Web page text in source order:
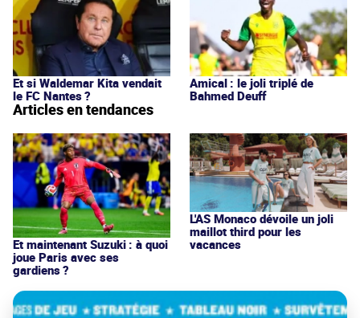
Et si Waldemar Kita vendait
le FC Nantes ?
Amical : le joli triplé de
Bahmed Deuff
Articles en tendances
Et maintenant Suzuki : à quoi
joue Paris avec ses
gardiens ?
L'AS Monaco dévoile un joli
maillot third pour les
vacances